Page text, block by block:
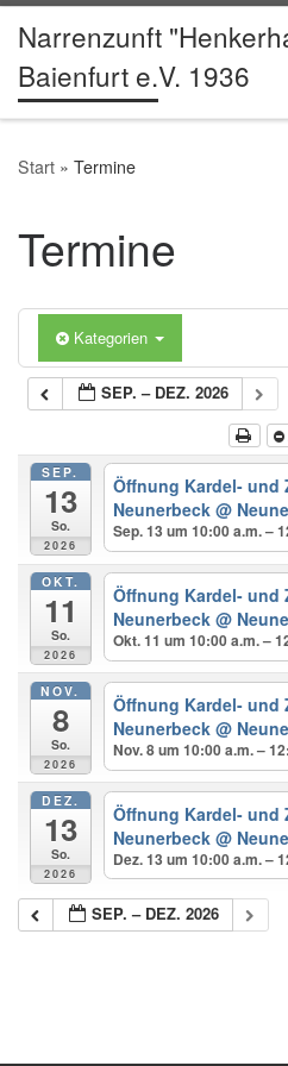
Zum Inhalt springen
Narrenzunft
Baienfurt e.V. 1936
Start » Termine
Termine
Kategorien
SEP. – DEZ. 2026
SEP.
13
So.
2026
Öffnung Kardel- und
Neunerbeck@
Sep. 13 um 10:00 a.m. –
OKT.
11
So.
2026
Öffnung Kardel- und
Neunerbeck@
Okt. 11 um 10:00 a.m. –
NOV.
8
So.
2026
Öffnung Kardel- und
Neunerbeck@
Nov. 8 um 10:00 a.m. –
DEZ.
13
So.
2026
Öffnung Kardel- und
Neunerbeck@
Dez. 13 um 10:00 a.m. –
SEP. – DEZ. 2026